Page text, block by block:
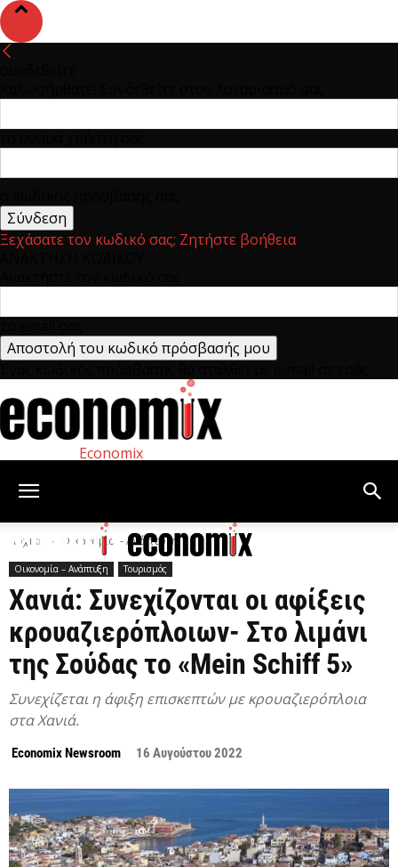
Ξεχάσατε τον κωδικό σας; Ζητήστε βοήθεια
Economix
Αρχική Οικονομία – Ανάπτυξη
Οικονομία – Ανάπτυξη Τουρισμός
Χανιά: Συνεχίζονται οι αφίξεις
κρουαζιερόπλοιων- Στο λιμάνι
της Σούδας το «Mein Schiff 5»
Συνεχίζεται η άφιξη επισκεπτών με κρουαζιερόπλοια
στα Χανιά.
Economix Newsroom 16 Αυγούστου 2022